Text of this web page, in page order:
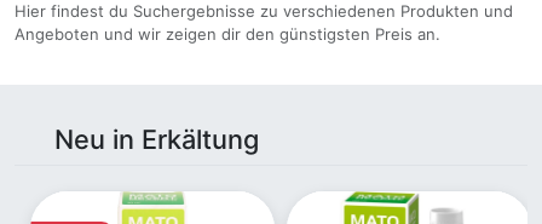
Hier findest du Suchergebnisse zu verschiedenen Produkten und
Angeboten und wir zeigen dir den günstigsten Preis an.
Neu in Erkältung